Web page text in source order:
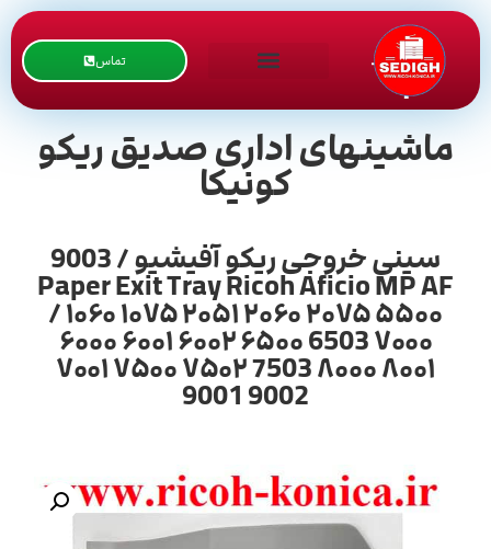
تماس
ماشینهای اداری صدیق ریکو
کونیکا
سینی خروجی ریکو آفیشیو / 9003
Paper Exit Tray Ricoh Aficio MP AF
/ ۱۰۶۰ ۱۰۷۵ ۲۰۵۱ ۲۰۶۰ ۲۰۷۵ ۵۵۰۰
۶۰۰۰ ۶۰۰۱ ۶۰۰۲ ۶۵۰۰ 6503 ۷۰۰۰
۷۰۰۱ ۷۵۰۰ ۷۵۰۲ 7503 ۸۰۰۰ ۸۰۰۱
9001 9002